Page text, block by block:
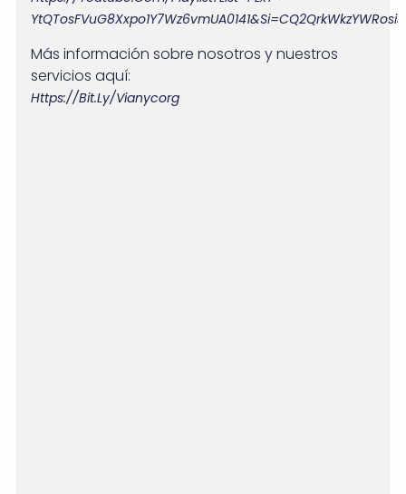
YtQTosFVuG8Xxpo1Y7Wz6vmUA0141&si=cQ2QrkWkzYWRosiJ
Más información sobre nosotros y nuestros
servicios aquí:
Https://bit.ly/vianycorg